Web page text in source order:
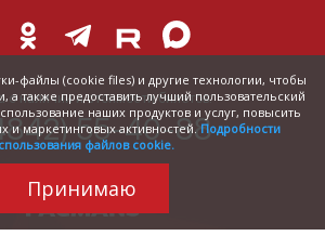
о наличии и стоимости билетов:
55-40-88
файлы (cookie files) и другие технологии, чтобы
а также предоставить лучший пользовательский
наших продуктов и услуг, повысить
и маркетинговых активностей. Подробности
файлов cookie.
Принимаю